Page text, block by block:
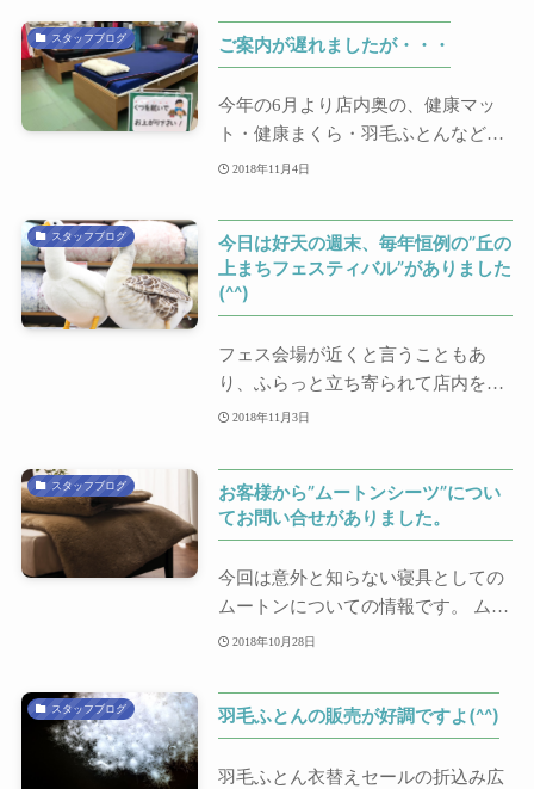
スタッフブログ ご案内が遅れましたが・・・
今年の6月より店内奥の、健康マッ
ト・健康まくら・羽毛ふとんなどの
売り場は靴を脱...
2018年11月4日
スタッフブログ
今日は好天の週末、毎年恒例の”丘の
上まちフェスティバル”がありました
(^^)
フェス会場が近くと言うこともあ
り、ふらっと立ち寄られて店内を見
られる方やフリ...
2018年11月3日
スタッフブログ
お客様から”ムートンシーツ”につい
てお問い合せがありました。
今回は意外と知らない寝具としての
ムートンについての情報です。 ムー
トンというと...
2018年10月28日
スタッフブログ 羽毛ふとんの販売が好調ですよ(^^)
羽毛ふとん衣替えセールの折込み広